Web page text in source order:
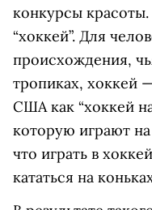
конкурсы
“хоккей”. Для
происхождения,
тропиках, хоккей
США как “хоккей
которую играют
что играть в
кататься на